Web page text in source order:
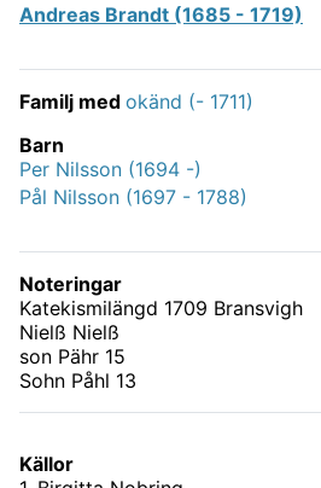
Andreas Brandt (1685 - 1719)
Familj med okänd (- 1711)
Barn
Per Nilsson (1694 -)
Pål Nilsson (1697 - 1788)
Noteringar
Katekismilängd 1709 Bransvigh
Nielß Nielß
son Pähr 15
Sohn Påhl 13
Källor